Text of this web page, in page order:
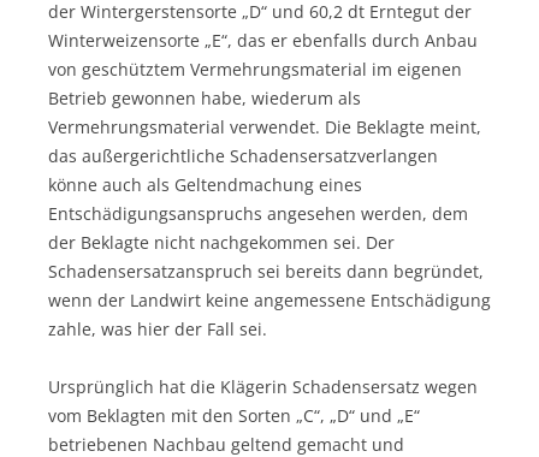
der Wintergerstensorte „D“ und 60,2 dt Erntegut der
Winterweizensorte „E“, das er ebenfalls durch Anbau
von geschütztem Vermehrungsmaterial im eigenen
Betrieb gewonnen habe, wiederum als
Vermehrungsmaterial verwendet. Die Beklagte meint,
das außergerichtliche Schadensersatzverlangen
könne auch als Geltendmachung eines
Entschädigungsanspruchs angesehen werden, dem
der Beklagte nicht nachgekommen sei. Der
Schadensersatzanspruch sei bereits dann begründet,
wenn der Landwirt keine angemessene Entschädigung
zahle, was hier der Fall sei.
Ursprünglich hat die Klägerin Schadensersatz wegen
vom Beklagten mit den Sorten „C“, „D“ und „E“
betriebenen Nachbau geltend gemacht und